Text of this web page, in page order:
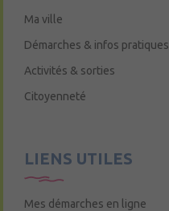
Ma ville
Démarches & infos pratiques
Activités & sorties
Citoyenneté
LIENS UTILES
Mes démarches en ligne